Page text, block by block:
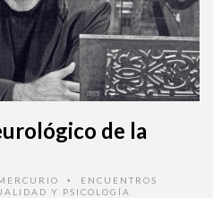
de la
•
ENCUENTROS
Y PSICOLOGÍA